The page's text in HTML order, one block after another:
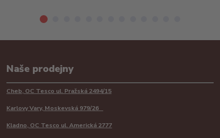
Naše prodejny
Cheb, OC Tesco ul. Pražská 2494/15
Karlovy Vary, Moskevská 979/26
Kladno, OC Tesco ul. Americká 2777